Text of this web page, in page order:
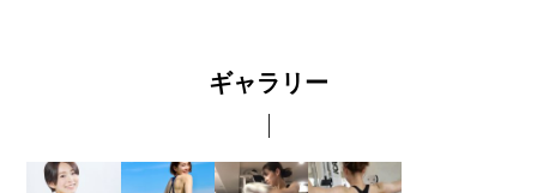
ギャラリー